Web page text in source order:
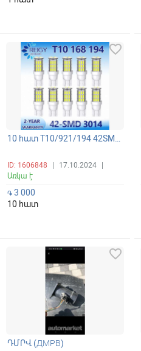
10 հատ T10/921/194 42SMD 6500K գերէներգախնայող սպիտակ պայծառ LED լամպեր 4W 1 լամպը
ID: 1606848 17.10.2024
Առկա է
favorite_border
֏ 3 000
10 հատ
ԴՄՐՎ (ДМРВ)
favorite_border